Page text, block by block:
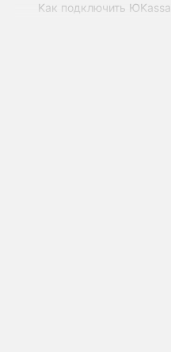
Kак подключить ЮKassa